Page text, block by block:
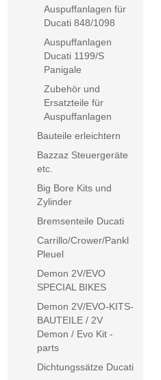
Auspuffanlagen für
Ducati 848/1098
Auspuffanlagen
Ducati 1199/S
Panigale
Zubehör und
Ersatzteile für
Auspuffanlagen
Bauteile erleichtern
Bazzaz Steuergeräte
etc.
Big Bore Kits und
Zylinder
Bremsenteile Ducati
Carrillo/Crower/Pankl
Pleuel
Demon 2V/EVO
SPECIAL BIKES
Demon 2V/EVO-KITS-
BAUTEILE / 2V
Demon / Evo Kit -
parts
Dichtungssätze Ducati